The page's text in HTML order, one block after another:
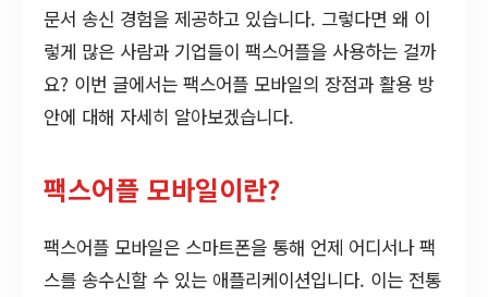
문서 송신 경험을 제공하고 있습니다. 그렇다면 왜 이
렇게 많은 사람과 기업들이 팩스어플을 사용하는 걸까
요? 이번 글에서는 팩스어플 모바일의 장점과 활용 방
안에 대해 자세히 알아보겠습니다.
팩스어플 모바일이란?
팩스어플 모바일은 스마트폰을 통해 언제 어디서나 팩
스를 송수신할 수 있는 애플리케이션입니다. 이는 전통